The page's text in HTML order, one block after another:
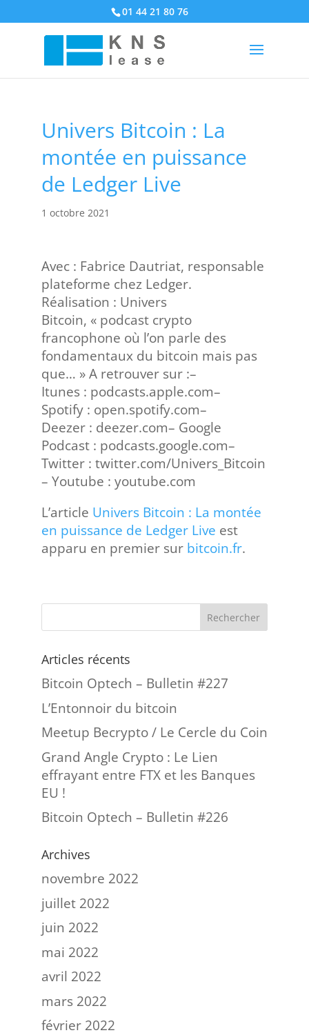
01 44 21 80 76
Univers Bitcoin : La
montée en puissance
de Ledger Live
1 octobre 2021
Avec : Fabrice Dautriat, responsable
plateforme chez Ledger.
Réalisation : Univers
Bitcoin, « podcast crypto
francophone où l’on parle des
fondamentaux du bitcoin mais pas
que… » A retrouver sur :–
Itunes : podcasts.apple.com–
Spotify : open.spotify.com–
Deezer : deezer.com– Google
Podcast : podcasts.google.com–
Twitter : twitter.com/Univers_Bitcoin
– Youtube : youtube.com
L’article Univers Bitcoin : La montée
en puissance de Ledger Live est
apparu en premier sur bitcoin.fr.
Articles récents
Bitcoin Optech – Bulletin #227
L’Entonnoir du bitcoin
Meetup Becrypto / Le Cercle du Coin
Grand Angle Crypto : Le Lien
effrayant entre FTX et les Banques
EU !
Bitcoin Optech – Bulletin #226
Archives
novembre 2022
juillet 2022
juin 2022
mai 2022
avril 2022
mars 2022
février 2022